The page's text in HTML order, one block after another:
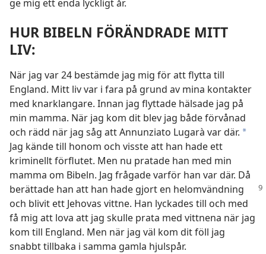
ge mig ett enda lyckligt år.
HUR BIBELN FÖRÄNDRADE MITT
LIV:
När jag var 24 bestämde jag mig för att flytta till
England. Mitt liv var i fara på grund av mina kontakter
med knarklangare. Innan jag flyttade hälsade jag på
min mamma. När jag kom dit blev jag både förvånad
och rädd när jag såg att Annunziato Lugarà var där. a
Jag kände till honom och visste att han hade ett
kriminellt förflutet. Men nu pratade han med min
mamma om Bibeln. Jag frågade varför han var där. Då
berättade han att han hade gjort en helomvändning
och blivit ett Jehovas vittne. Han lyckades till och med
få mig att lova att jag skulle prata med vittnena när jag
kom till England. Men när jag väl kom dit föll jag
snabbt tillbaka i samma gamla hjulspår.